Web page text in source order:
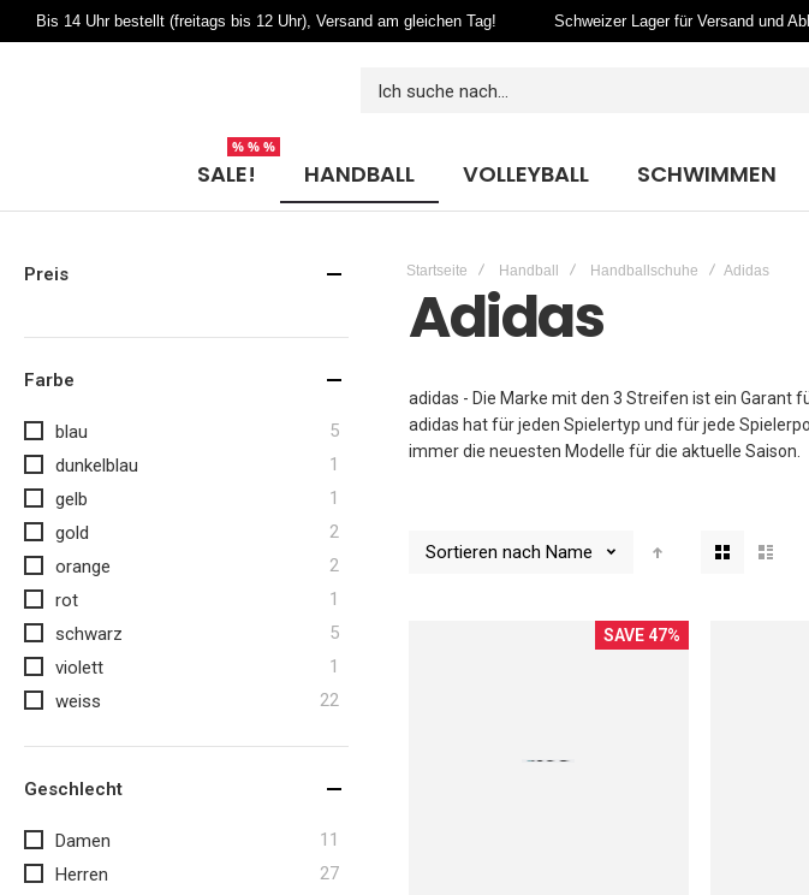
Bis 14 Uhr bestellt (freitags bis 12 Uhr), Versand am gleichen Tag! Schweizer Lager für Versand und
SALE!
% % %
HANDBALL VOLLEYBALL SCHWIMMEN
Startseite Handball Handballschuhe Adidas
Adidas
adidas - Die Marke mit den 3 Streifen ist ein Garant
adidas hat für jeden Spielertyp und für jede
immer die neuesten Modelle für die aktuelle Saison.
Sortieren nach Name
als
SAVE 47%
Preis
Farbe
blau 5Artikel
dunkelblau
1
gelb
1
gold
2
orange
2
rot
1
schwarz
5Artikel
violett
1
weiss
22
Geschlecht
Damen 11
Herren
27Artikel